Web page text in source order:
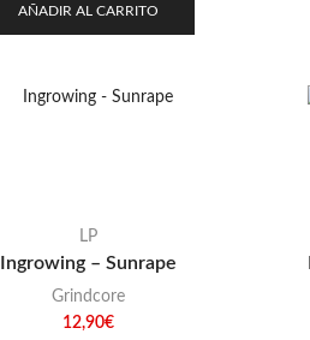
AÑADIR AL CARRITO
LP
Ingrowing – Sunrape
Grindcore
12,90€